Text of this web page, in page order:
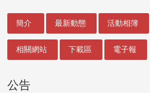
簡介 最新動態 活動相簿
相關網站 下載區 電子報
公告